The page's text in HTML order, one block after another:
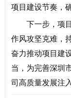
项目建设节奏，
下一步，项
作风攻坚克难，
奋力推动项目建
当，为完善深圳
司高质量发展注